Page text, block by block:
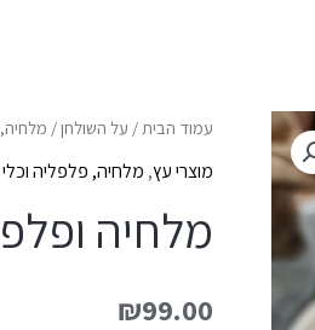
עמוד הבית/ על השולחן/
מוצרי עץ, מלחיה, פלפליה
מלחיה
₪99.00
כמות
של
ופלפליה
מולבן